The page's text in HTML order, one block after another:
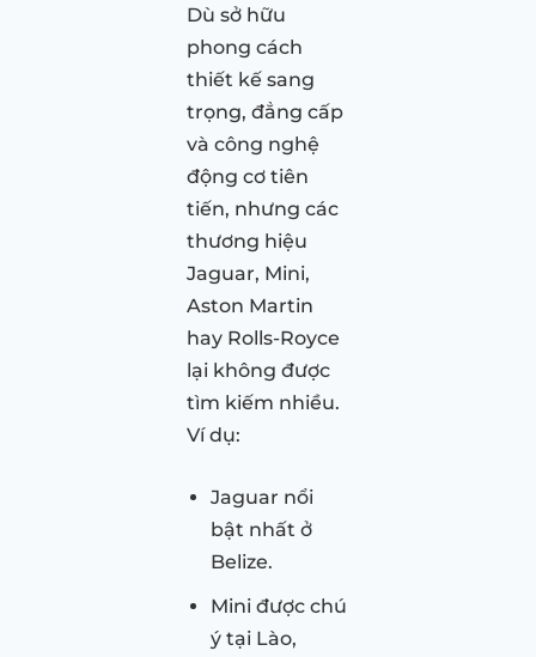
Dù sở hữu
phong cách
thiết kế sang
trọng, đẳng cấp
và công nghệ
động cơ tiên
tiến, nhưng các
thương hiệu
Jaguar, Mini,
Aston Martin
hay Rolls-Royce
lại không được
tìm kiếm nhiều.
Ví dụ:
Jaguar nổi
bật nhất ở
Belize.
Mini được chú
ý tại Lào,